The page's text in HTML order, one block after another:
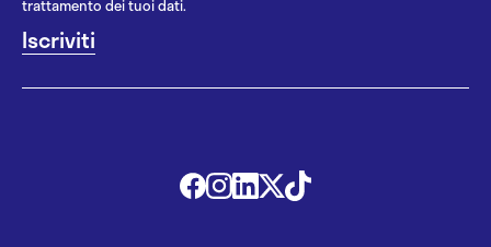
trattamento dei tuoi dati.